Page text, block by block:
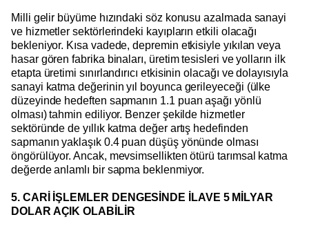
Milli gelir büyüme hızındaki söz konusu azalmada sanayi
ve hizmetler sektörlerindeki kayıpların etkili olacağı
bekleniyor. Kısa vadede, depremin etkisiyle yıkılan veya
hasar gören fabrika binaları, üretim tesisleri ve yolların ilk
etapta üretimi sınırlandırıcı etkisinin olacağı ve dolayısıyla
sanayi katma değerinin yıl boyunca gerileyeceği (ülke
düzeyinde hedeften sapmanın 1.1 puan aşağı yönlü
olması) tahmin ediliyor. Benzer şekilde hizmetler
sektöründe de yıllık katma değer artış hedefinden
sapmanın yaklaşık 0.4 puan düşüş yönünde olması
öngörülüyor. Ancak, mevsimsellikten ötürü tarımsal katma
değerde anlamlı bir sapma beklenmiyor.
5. CARİ İŞLEMLER DENGESİNDE İLAVE 5 MİLYAR
DOLAR AÇIK OLABİLİR